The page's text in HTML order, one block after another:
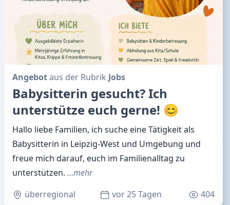
Angebotaus der Rubrik Jobs
Babysitterin gesucht? Ich
unterstütze euch gerne! 😊
Hallo liebe Familien, ich suche eine Tätigkeit als
Babysitterin in Leipzig-West und Umgebung und
freue mich darauf, euch im Familienalltag zu
unterstützen. …mehr
überregional
vor 25 Tagen 404